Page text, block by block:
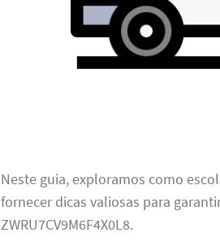
Neste guia, exploramos como
fornecer dicas valiosas para
ZWRU7CV9M6F4X0L8.